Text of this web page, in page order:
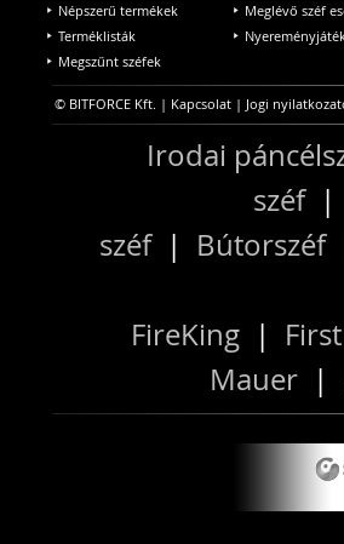
Népszerű termékek
Terméklisták
Megszűnt széfek
Meglévő széf
© BITFORCE Kft. | Kapcsolat | Jogi
Irodai
széf|
széf| Bútorszéf
FireKing |
Mauer |